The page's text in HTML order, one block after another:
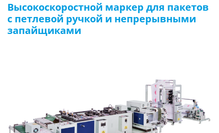
Высокоскоростной маркер для пакетов
с петлевой ручкой и непрерывными
запайщиками